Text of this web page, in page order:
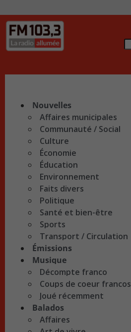
Nouvelles
Affaires municipales
Communauté / Social
Culture
Économie
Éducation
Environnement
Faits divers
Politique
Santé et bien-être
Sports
Transport / Circulation
Émissions
Musique
Décompte franco
Coups de coeur francos
Joué récemment
Balados
Affaires